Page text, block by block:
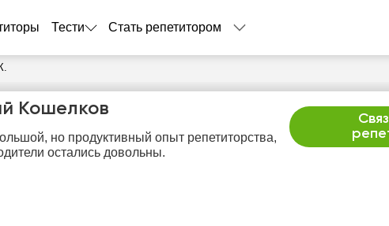
Тести Стать репетитором
Кошелков
но продуктивный опыт репетиторства,
остались довольны.